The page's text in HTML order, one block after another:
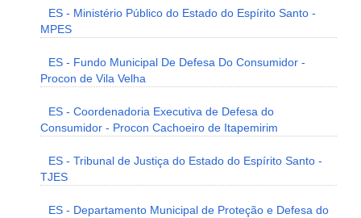
ES - Ministério Público do Estado do Espírito Santo -
MPES
ES - Fundo Municipal De Defesa Do Consumidor -
Procon de Vila Velha
ES - Coordenadoria Executiva de Defesa do
Consumidor - Procon Cachoeiro de Itapemirim
ES - Tribunal de Justiça do Estado do Espírito Santo -
TJES
ES - Departamento Municipal de Proteção e Defesa do